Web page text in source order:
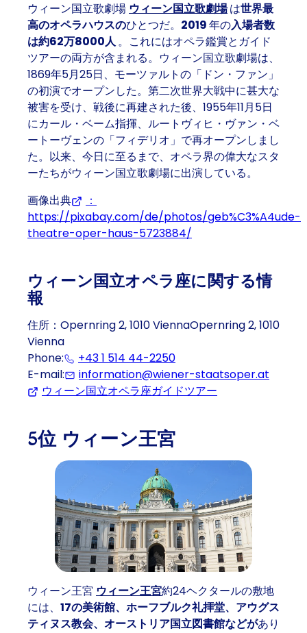
ウィーン国立歌劇場 ウィーン国立歌劇場は世界最
高のオペラハウスのひとつだ。 2019年の入場者数
は約62万8000人。これにはオペラ鑑賞とガイド
ツアーの両方が含まれる。ウィーン国立歌劇場は、
1869年5月25日、モーツァルトの「ドン・ファン」
の初演でオープンした。第二次世界大戦中に甚大な
被害を受け、戦後に再建された後、1955年11月5日
にカール・ベーム指揮、ルートヴィヒ・ヴァン・ベ
ートーヴェンの「フィデリオ」で再オープンしまし
た。以来、今日に至るまで、オペラ界の偉大なスタ
ーたちがウィーン国立歌劇場に出演している。
画像出典
：
https://pixabay.com/de/photos/geb%C3%A4ude-
theatre-oper-haus-5723884/
ウィーン国立オペラ座に関する情
報
住所：Opernring 2, 1010 ViennaOpernring 2, 1010
Vienna
Phone:
+43 1 514 44-2250
E-mail:
information@wiener-staatsoper.at
ウィーン国立オペラ座ガイドツアー
5位 ウィーン王宮
ウィーン王宮 ウィーン王宮約24ヘクタールの敷地
には、 17の美術館、ホーフブルク礼拝堂、アウグス
ティヌス教会、オーストリア国立図書館などがあり